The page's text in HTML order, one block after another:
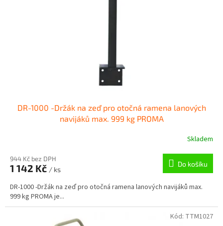
DR-1000 -Držák na zeď pro otočná ramena lanových
navijáků max. 999 kg PROMA
Skladem
944 Kč bez DPH
1 142 Kč / ks
Do košíku
DR-1000 -Držák na zeď pro otočná ramena lanových navijáků max.
999 kg PROMA je...
Kód: TTM1027